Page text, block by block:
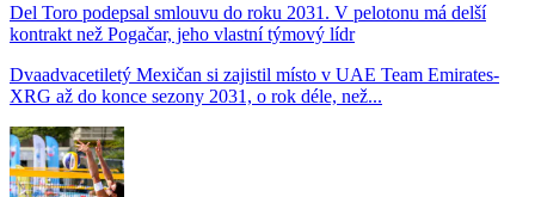
Del Toro podepsal smlouvu do roku 2031. V pelotonu má delší
kontrakt než Pogačar, jeho vlastní týmový lídr
Dvaadvacetiletý Mexičan si zajistil místo v UAE Team Emirates-
XRG až do konce sezony 2031, o rok déle, než...